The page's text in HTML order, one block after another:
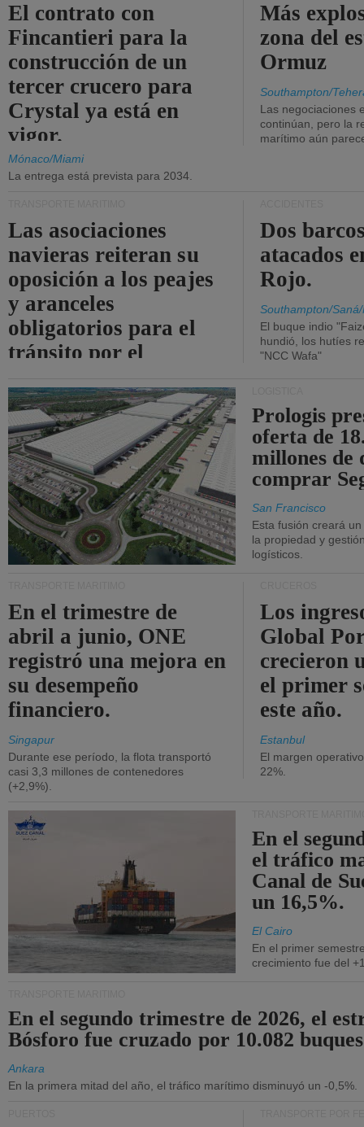
El contrato con
Fincantieri para la
construcción de un
tercer crucero para
Crystal ya está en
vigor.
Mónaco/Miami
La entrega está prevista para 2034.
Más
zona del
Ormuz
Southampton/
Las negociaciones
continúan, pero la
marítimo aún
Las asociaciones
navieras reiteran su
oposición a los peajes
y aranceles
obligatorios para el
tránsito por el
Dos
atacados
Rojo.
Southampton/
El buque indio
hundió, los hutíes
"NCC Wafa"
Prologis
oferta de
millones de
comprar
San Francisco
Esta fusión creará
la propiedad y
logísticos.
En el trimestre de
abril a junio, ONE
registró una mejora en
su desempeño
financiero.
Singapur
Durante ese período, la flota transportó
casi 3,3 millones de contenedores
(+2,9%).
Los
Global
crecieron
el primer
este año.
Estanbul
El margen
22%.
En el
el tráfico
Canal de
un 16,5%.
El Cairo
En el primer
crecimiento fue del
En el segundo trimestre de 2026, el
Bósforo fue cruzado por 10.082
Ankara
En la primera mitad del año, el tráfico marítimo disminuyó un -0,5%.